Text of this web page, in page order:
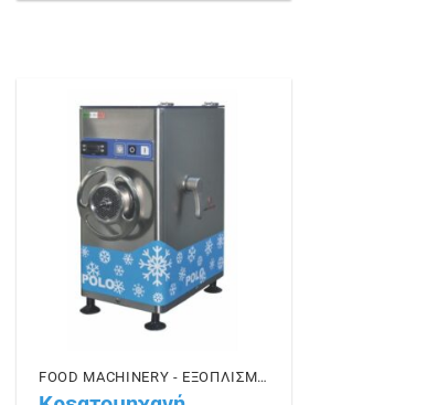
FOOD MACHINERY - ΕΞΟΠΛΙΣΜΟΣ ΕΣΤΙΑΣΗΣ